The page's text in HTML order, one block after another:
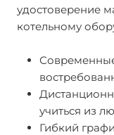
удостоверение
котельному
учиться из
Гибкий